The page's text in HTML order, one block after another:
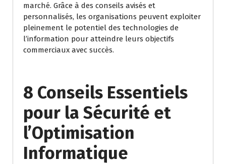
marché. Grâce à des conseils avisés et
personnalisés, les organisations peuvent exploiter
pleinement le potentiel des technologies de
l’information pour atteindre leurs objectifs
commerciaux avec succès.
8 Conseils Essentiels
pour la Sécurité et
l’Optimisation
Informatique